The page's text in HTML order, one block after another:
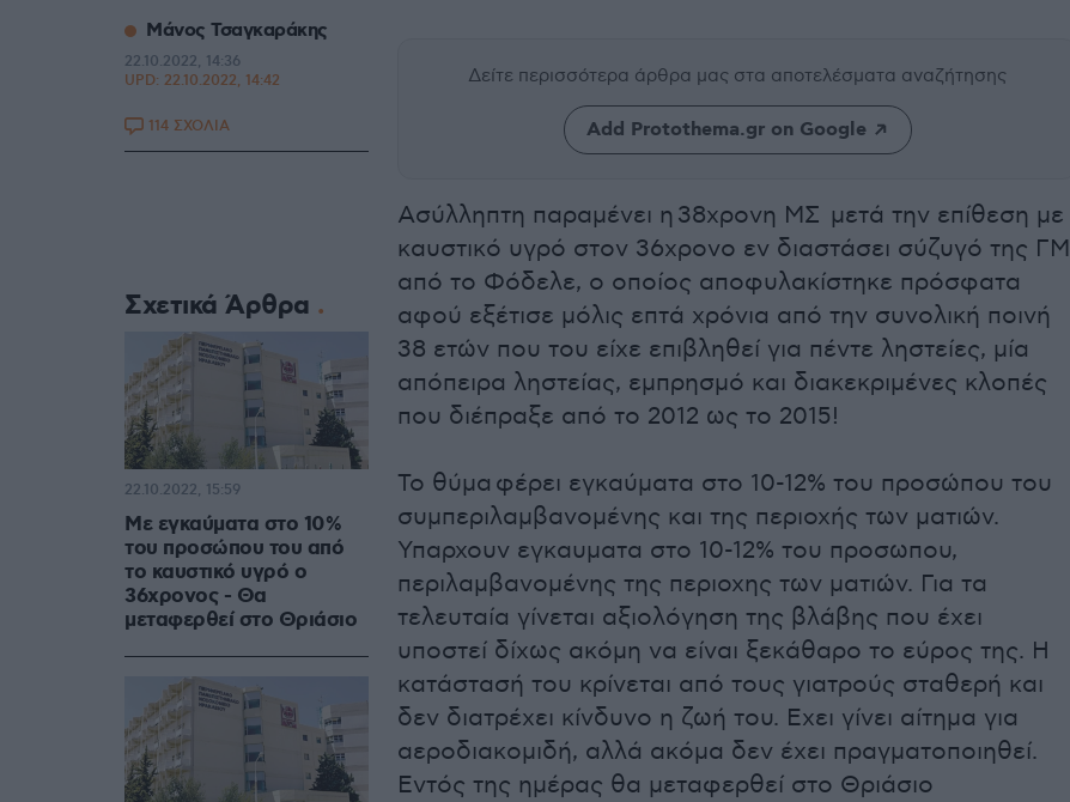
Δείτε περισσότερα άρθρα μας στα αποτελέσματα αναζήτησης
Add Protothema.gr on Google
Ασύλληπτη παραμένει η 38χρονη ΜΣ μετά την επίθεση με
καυστικό υγρό στον 36χρονο εν διαστάσει σύζυγό της ΓΜ
από το Φόδελε, o οποίος αποφυλακίστηκε πρόσφατα
αφού εξέτισε μόλις επτά χρόνια από την συνολική ποινή
38 ετών που του είχε επιβληθεί για πέντε ληστείες, μία
απόπειρα ληστείας, εμπρησμό και διακεκριμένες κλοπές
που διέπραξε από το 2012 ως το 2015!
Το θύμα φέρει εγκαύματα στο 10-12% του προσώπου του
συμπεριλαμβανομένης και της περιοχής των ματιών.
Υπαρχουν εγκαυματα στο 10-12% του προσωπου,
περιλαμβανομένης της περιοχης των ματιών. Για τα
τελευταία γίνεται αξιολόγηση της βλάβης που έχει
υποστεί δίχως ακόμη να είναι ξεκάθαρο το εύρος της. Η
κατάστασή του κρίνεται από τους γιατρούς σταθερή και
δεν διατρέχει κίνδυνο η ζωή του. Εχει γίνει αίτημα για
αεροδιακομιδή, αλλά ακόμα δεν έχει πραγματοποιηθεί.
Εντός της ημέρας θα μεταφερθεί στο Θριάσιο
Μάνος Τσαγκαράκης
22.10.2022, 14:36
UPD: 22.10.2022, 14:42
114 ΣΧΟΛΙΑ
Σχετικά Άρθρα
Με εγκαύματα στο 10%
του προσώπου του από
το καυστικό υγρό ο
36χρονος - Θα
μεταφερθεί στο Θριάσιο
22.10.2022, 15:59